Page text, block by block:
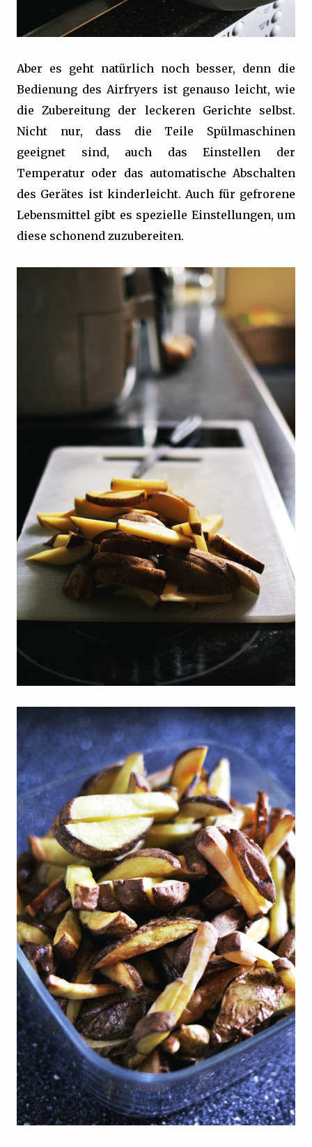
Aber es geht natürlich noch besser, denn die
Bedienung des Airfryers ist genauso leicht, wie
die Zubereitung der leckeren Gerichte selbst.
Nicht nur, dass die Teile Spülmaschinen
geeignet sind, auch das Einstellen der
Temperatur oder das automatische Abschalten
des Gerätes ist kinderleicht. Auch für gefrorene
Lebensmittel gibt es spezielle Einstellungen, um
diese schonend zuzubereiten.